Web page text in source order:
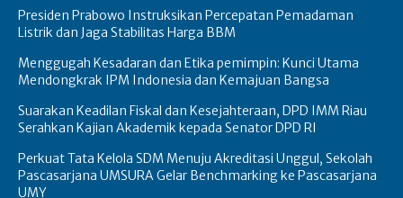
Presiden Prabowo Instruksikan Percepatan Pemadaman
Listrik dan Jaga Stabilitas Harga BBM
Menggugah Kesadaran dan Etika pemimpin: Kunci Utama
Mendongkrak IPM Indonesia dan Kemajuan Bangsa
Suarakan Keadilan Fiskal dan Kesejahteraan, DPD IMM Riau
Serahkan Kajian Akademik kepada Senator DPD RI
Perkuat Tata Kelola SDM Menuju Akreditasi Unggul, Sekolah
Pascasarjana UMSURA Gelar Benchmarking ke Pascasarjana
UMY